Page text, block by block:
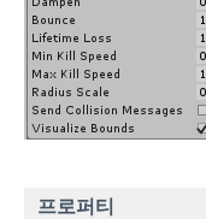
프로퍼티